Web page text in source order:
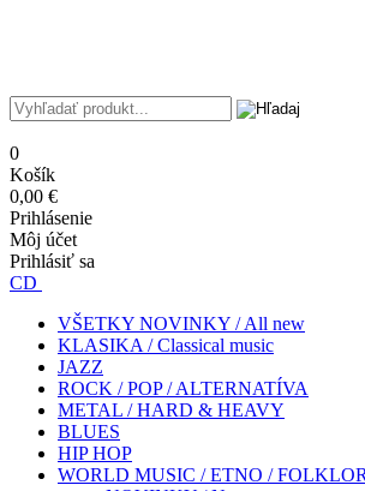
0
Košík
0,00 €
Prihlásenie
Môj účet
Prihlásiť sa
CD
VŠETKY NOVINKY / All new
KLASIKA / Classical music
JAZZ
ROCK / POP / ALTERNATÍVA
METAL / HARD & HEAVY
BLUES
HIP HOP
WORLD MUSIC / ETNO /